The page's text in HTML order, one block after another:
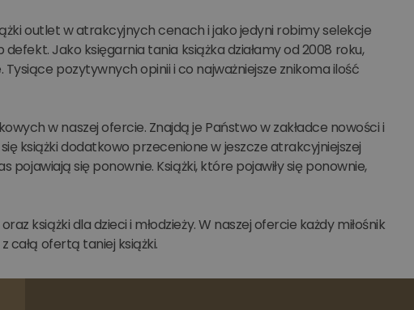
outlet w atrakcyjnych cenach i jako jedyni robimy selekcje
Jako księgarnia tania książka działamy od 2008 roku,
pozytywnych opinii i co najważniejsze znikoma ilość
w naszej ofercie. Znajdą je Państwo w zakładce nowości i
książki dodatkowo przecenione w jeszcze atrakcyjniejszej
się ponownie. Książki, które pojawiły się ponownie,
książki dla dzieci i młodzieży. W naszej ofercie każdy miłośnik
całą ofertą taniej książki.